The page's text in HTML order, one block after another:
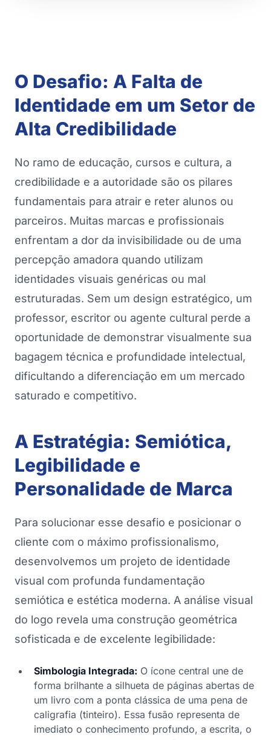
O Desafio: A Falta de
Identidade em um Setor de
Alta Credibilidade
No ramo de educação, cursos e cultura, a
credibilidade e a autoridade são os pilares
fundamentais para atrair e reter alunos ou
parceiros. Muitas marcas e profissionais
enfrentam a dor da invisibilidade ou de uma
percepção amadora quando utilizam
identidades visuais genéricas ou mal
estruturadas. Sem um design estratégico, um
professor, escritor ou agente cultural perde a
oportunidade de demonstrar visualmente sua
bagagem técnica e profundidade intelectual,
dificultando a diferenciação em um mercado
saturado e competitivo.
A Estratégia: Semiótica,
Legibilidade e
Personalidade de Marca
Para solucionar esse desafio e posicionar o
cliente com o máximo profissionalismo,
desenvolvemos um projeto de identidade
visual com profunda fundamentação
semiótica e estética moderna. A análise visual
do logo revela uma construção geométrica
sofisticada e de excelente legibilidade:
Simbologia Integrada: O ícone central une de
forma brilhante a silhueta de páginas abertas de
um livro com a ponta clássica de uma pena de
caligrafia (tinteiro). Essa fusão representa de
imediato o conhecimento profundo, a escrita, o